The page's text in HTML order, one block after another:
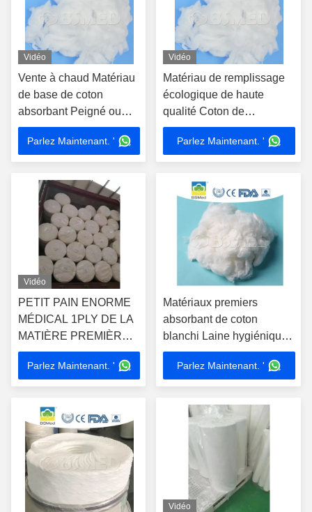
Vidéo
Vente à chaud Matériau
de base de coton
absorbant Peigné ou
peigné Fabrication de
rouleau de coton Boule
de coton
Parlez Maintenant. '
Vidéo
Matériau de remplissage
écologique de haute
qualité Coton de
remplissage de fibres
Coton brut blanchi
Parlez Maintenant. '
Vidéo
PETIT PAIN ENORME
MÉDICAL 1PLY DE LA
MATIÈRE PREMIÈRE
GUAZE
Parlez Maintenant. '
Matériaux premiers
absorbant de coton
blanchi Laine hygiénique
médicale personnalisée
Parlez Maintenant. '
Vidéo